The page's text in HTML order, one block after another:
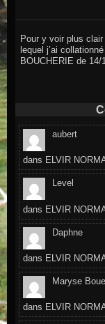
Pour y voir plus
lequel j’ai
BOUCHERIE de 14/
aubert
dans ELVIR
Level
dans ELVIR
Daphne
dans ELVIR
Maryse
dans ELVIR